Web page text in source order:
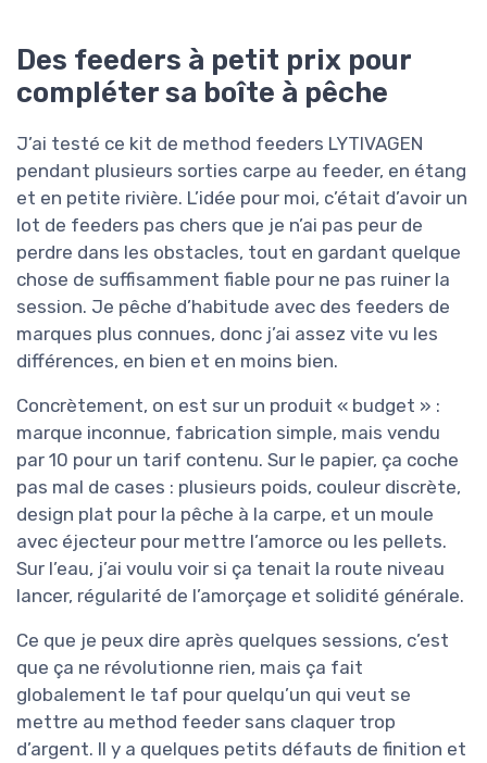
Des feeders à petit prix pour
compléter sa boîte à pêche
J’ai testé ce kit de method feeders LYTIVAGEN
pendant plusieurs sorties carpe au feeder, en étang
et en petite rivière. L’idée pour moi, c’était d’avoir un
lot de feeders pas chers que je n’ai pas peur de
perdre dans les obstacles, tout en gardant quelque
chose de suffisamment fiable pour ne pas ruiner la
session. Je pêche d’habitude avec des feeders de
marques plus connues, donc j’ai assez vite vu les
différences, en bien et en moins bien.
Concrètement, on est sur un produit « budget » :
marque inconnue, fabrication simple, mais vendu
par 10 pour un tarif contenu. Sur le papier, ça coche
pas mal de cases : plusieurs poids, couleur discrète,
design plat pour la pêche à la carpe, et un moule
avec éjecteur pour mettre l’amorce ou les pellets.
Sur l’eau, j’ai voulu voir si ça tenait la route niveau
lancer, régularité de l’amorçage et solidité générale.
Ce que je peux dire après quelques sessions, c’est
que ça ne révolutionne rien, mais ça fait
globalement le taf pour quelqu’un qui veut se
mettre au method feeder sans claquer trop
d’argent. Il y a quelques petits défauts de finition et